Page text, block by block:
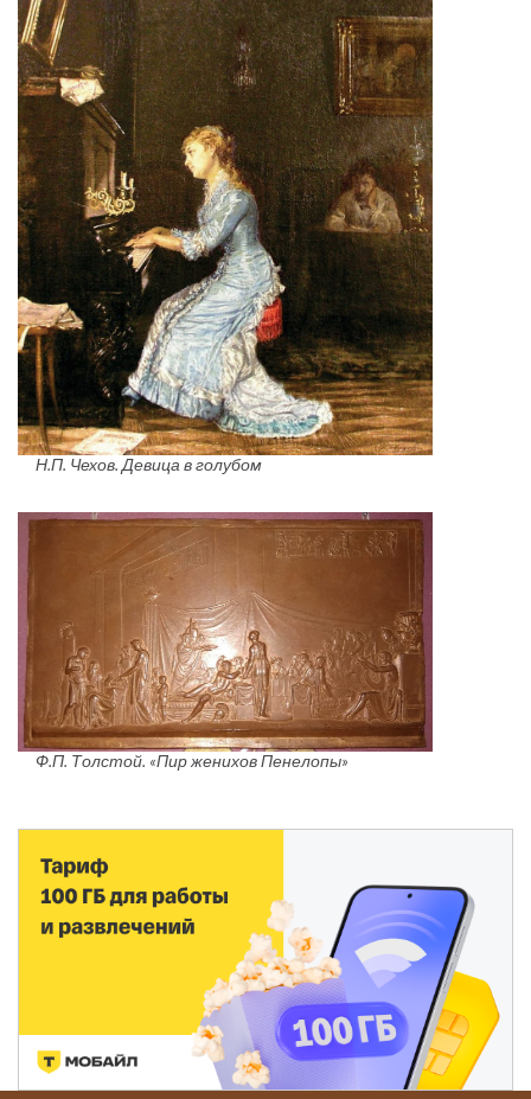
Н.П. Чехов. Девица в голубом
Ф.П. Толстой. «Пир женихов Пенелопы»